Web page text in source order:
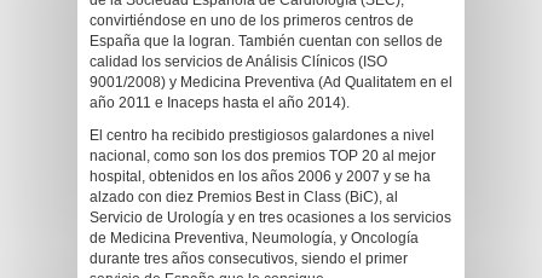
convirtiéndose en uno de los primeros centros de
España que la logran. También cuentan con sellos de
calidad los servicios de Análisis Clínicos (ISO
9001/2008) y Medicina Preventiva (Ad Qualitatem en el
año 2011 e Inaceps hasta el año 2014).
El centro ha recibido prestigiosos galardones a nivel
nacional, como son los dos premios TOP 20 al mejor
hospital, obtenidos en los años 2006 y 2007 y se ha
alzado con diez Premios Best in Class (BiC), al
Servicio de Urología y en tres ocasiones a los servicios
de Medicina Preventiva, Neumología, y Oncología
durante tres años consecutivos, siendo el primer